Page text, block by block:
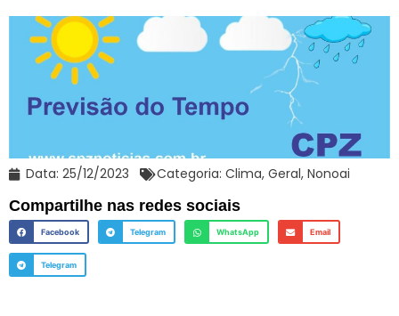
Data: 25/12/2023 Categoria: Clima, Geral, Nonoai
Compartilhe nas redes sociais
Facebook Telegram WhatsApp Email
Telegram